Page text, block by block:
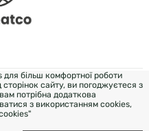
більш комфортної роботи
сайту, ви погоджуєтеся з
потрібна додаткова
з використанням cookies,